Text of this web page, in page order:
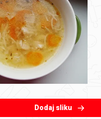
Dodaj sliku